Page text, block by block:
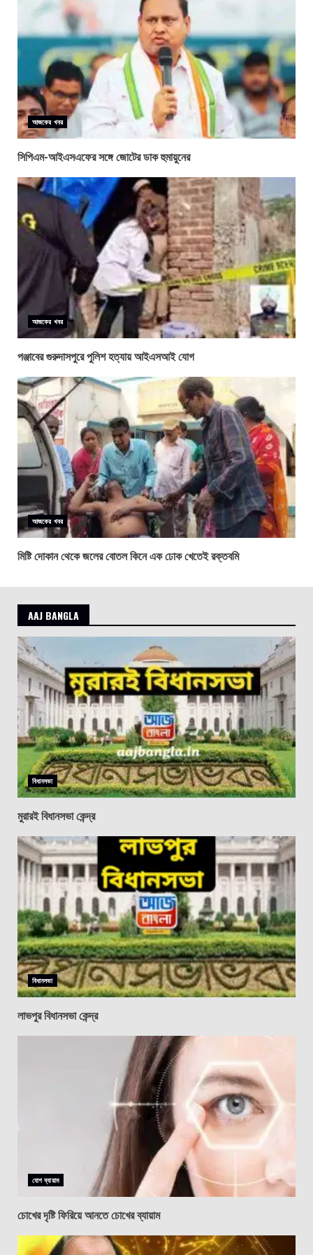
আজকের খবর
সিপিএম-আইএসএফের সঙ্গে জোটের ডাক হুমায়ুনের
আজকের খবর
পঞ্জাবের গুরুদাসপুরে পুলিশ হত্যায় আইএসআই যোগ
আজকের খবর
মিষ্টি দোকান থেকে জলের বোতল কিনে এক ঢোক খেতেই রক্তবমি
AAJ BANGLA
বিধানসভা
মুরারই বিধানসভা কেন্দ্র
বিধানসভা
লাভপুর বিধানসভা কেন্দ্র
যোগ ব্যায়াম
চোখের দৃষ্টি ফিরিয়ে আনতে চোখের ব্যায়াম